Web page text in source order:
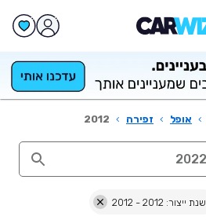
› אופל › זפירה ›
2012
שנת ייצור: 2012 - 2012